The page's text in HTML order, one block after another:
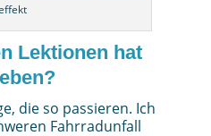
Lektionen hat
die so passieren. Ich
Fahrradunfall